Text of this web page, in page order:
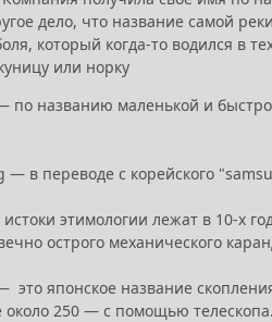
дело, что название самой
который когда-то водился в
или норку
по названию маленькой и
— в переводе с корейского
этимологии лежат в 10-х
острого механического
это японское название
около 250 — с помощью